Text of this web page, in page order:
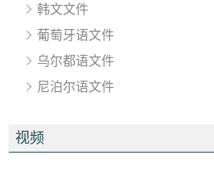
韩文文件
葡萄牙语文件
乌尔都语文件
尼泊尔语文件
视频